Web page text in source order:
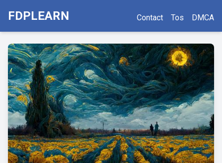
FDPLEARN Contact Tos DMCA